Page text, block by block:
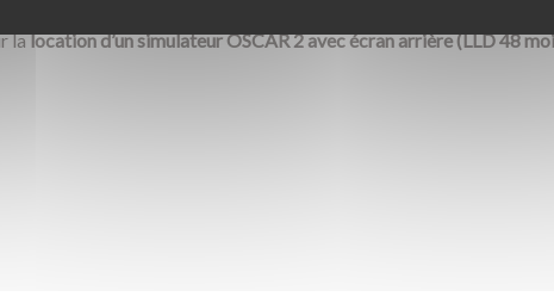
lalocation d’un simulateur OSCAR 2 avec écran arrière (LLD 48